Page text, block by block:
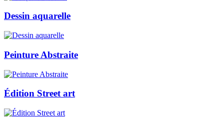
Dessin aquarelle
Peinture Abstraite
Édition Street art